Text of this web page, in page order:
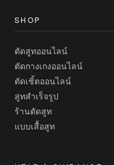
SHOP
ตัดสูทออนไลน์
ตัดกางเกงออนไลน์
ตัดเชิ้ตออนไลน์
สูทสำเร็จรูป
ร้านตัดสูท
แบบเสื้อสูท